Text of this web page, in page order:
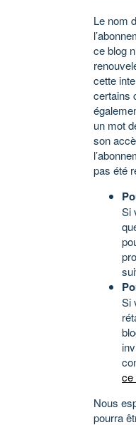
Le nom
ce blog
cette
certains
un mot
son
pas été
Si
Si
ce
Nous
pourra